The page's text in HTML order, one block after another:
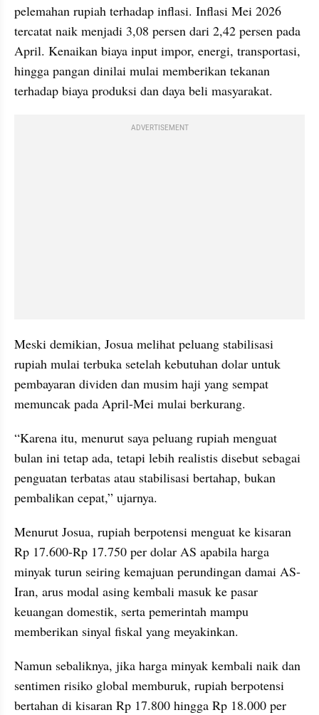
pelemahan rupiah terhadap inflasi. Inflasi Mei 2026
tercatat naik menjadi 3,08 persen dari 2,42 persen pada
April. Kenaikan biaya input impor, energi, transportasi,
hingga pangan dinilai mulai memberikan tekanan
terhadap biaya produksi dan daya beli masyarakat.
ADVERTISEMENT
Meski demikian, Josua melihat peluang stabilisasi
rupiah mulai terbuka setelah kebutuhan dolar untuk
pembayaran dividen dan musim haji yang sempat
memuncak pada April-Mei mulai berkurang.
“Karena itu, menurut saya peluang rupiah menguat
bulan ini tetap ada, tetapi lebih realistis disebut sebagai
penguatan terbatas atau stabilisasi bertahap, bukan
pembalikan cepat,” ujarnya.
Menurut Josua, rupiah berpotensi menguat ke kisaran
Rp 17.600-Rp 17.750 per dolar AS apabila harga
minyak turun seiring kemajuan perundingan damai AS-
Iran, arus modal asing kembali masuk ke pasar
keuangan domestik, serta pemerintah mampu
memberikan sinyal fiskal yang meyakinkan.
Namun sebaliknya, jika harga minyak kembali naik dan
sentimen risiko global memburuk, rupiah berpotensi
bertahan di kisaran Rp 17.800 hingga Rp 18.000 per